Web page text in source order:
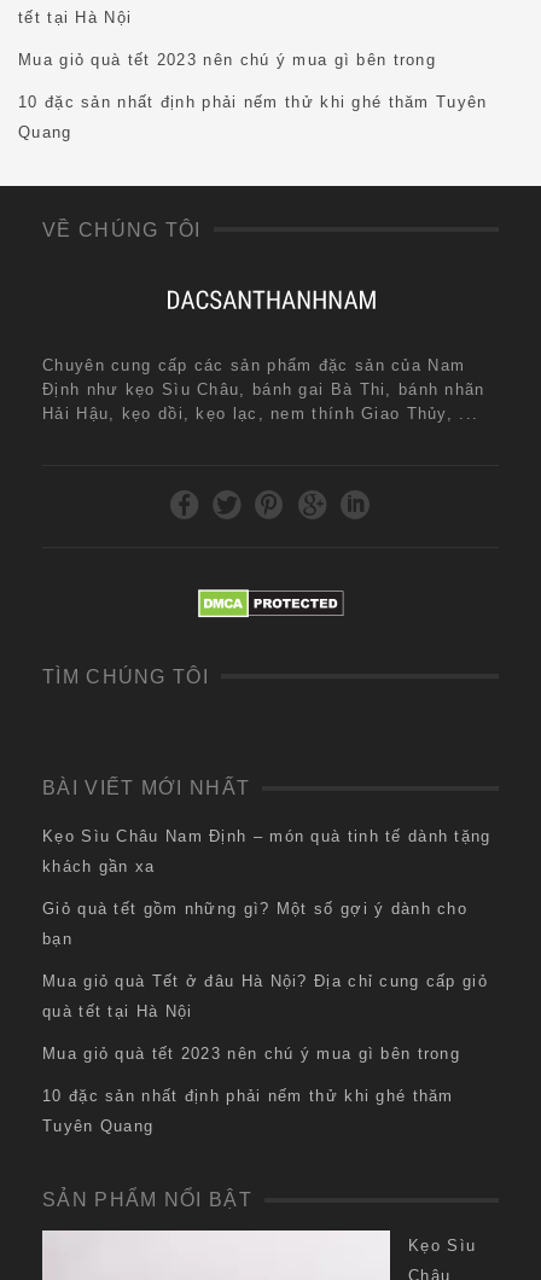
tết tại Hà Nội
Mua giỏ quà tết 2023 nên chú ý mua gì bên trong
10 đặc sản nhất định phải nếm thử khi ghé thăm Tuyên
Quang
VỀ CHÚNG TÔI
Chuyên cung cấp các sản phẩm đặc sản của Nam
Định như kẹo Sìu Châu, bánh gai Bà Thi, bánh nhãn
Hải Hậu, kẹo dồi, kẹo lạc, nem thính Giao Thủy, ...
TÌM CHÚNG TÔI
BÀI VIẾT MỚI NHẤT
Kẹo Sìu Châu Nam Định – món quà tinh tế dành tặng
khách gần xa
Giỏ quà tết gồm những gì? Một số gợi ý dành cho
bạn
Mua giỏ quà Tết ở đâu Hà Nội? Địa chỉ cung cấp giỏ
quà tết tại Hà Nội
Mua giỏ quà tết 2023 nên chú ý mua gì bên trong
10 đặc sản nhất định phải nếm thử khi ghé thăm
Tuyên Quang
SẢN PHẨM NỔI BẬT
Kẹo Sìu
Châu